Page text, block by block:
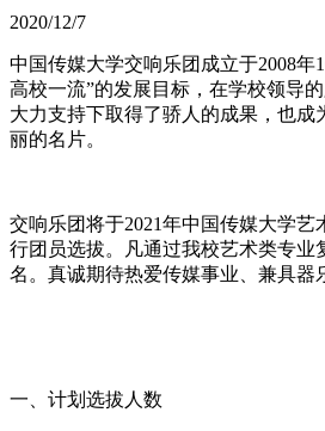
2020/12/7
中国传媒大学交响乐团成立于2008年
高校一流”的发展目标，在学校领导
大力支持下取得了骄人的成果，也成
丽的名片。
交响乐团将于2021年中国传媒大学
行团员选拔。凡通过我校艺术类专业
名。真诚期待热爱传媒事业、兼具器
一、计划选拔人数